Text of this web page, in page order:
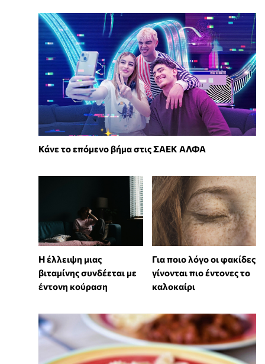
Κάνε το επόμενο βήμα στις ΣΑΕΚ ΑΛΦΑ
⁠Η έλλειψη μιας
βιταμίνης συνδέεται με
έντονη κούραση
Για ποιο λόγο οι φακίδες
γίνονται πιο έντονες το
καλοκαίρι